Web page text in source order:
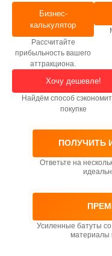
Бизнес-
калькулятор
Рассчитайте
прибыльность вашего
аттракциона.
Хочу дешевле!
Найдём способ
покупке
ПОЛУЧИТЬ
Ответьте на
Усиленные батуты
материалы